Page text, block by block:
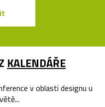
KALENDÁŘE
v oblasti designu u